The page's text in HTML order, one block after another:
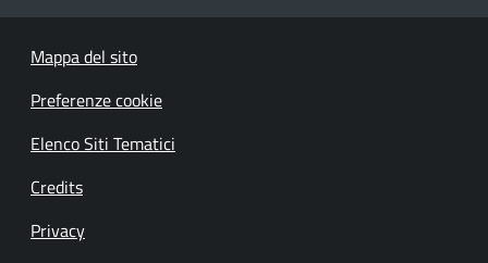
Mappa del sito
Preferenze cookie
Elenco Siti Tematici
Credits
Privacy